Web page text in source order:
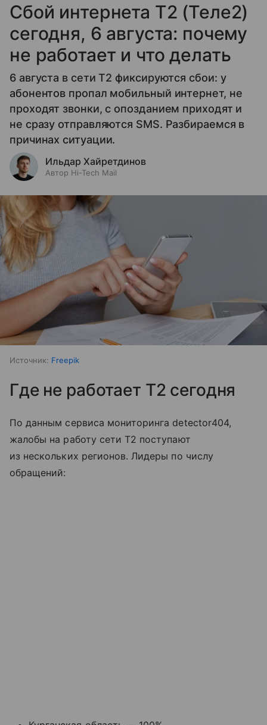
Сбой интернета T2 (Теле2)
сегодня, 6 августа: почему
не работает и что делать
6 августа в сети T2 фиксируются сбои: у
абонентов пропал мобильный интернет, не
проходят звонки, с опозданием приходят и
не сразу отправляются SMS. Разбираемся в
причинах ситуации.
Ильдар Хайретдинов
Автор Hi-Tech Mail
Источник: Freepik
Где не работает T2 сегодня
По данным сервиса мониторинга detector404,
жалобы на работу сети T2 поступают
из нескольких регионов. Лидеры по числу
обращений: